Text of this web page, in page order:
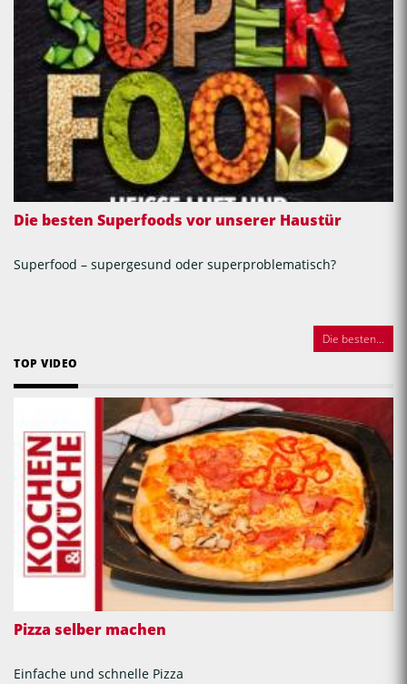
Die besten Superfoods vor unserer Haustür
Superfood – supergesund oder superproblematisch?
Die besten...
TOP VIDEO
Pizza selber machen
Einfache und schnelle Pizza